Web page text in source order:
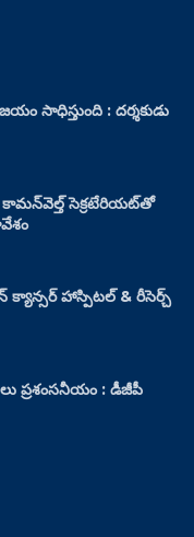
సాధిస్తుంది : దర్శకుడు
కామన్‌వెల్త్ సెక్రటేరియట్‌తో
హాస్పిటల్ & రీసెర్చ్
ప్రశంసనీయం : డీజీపీ